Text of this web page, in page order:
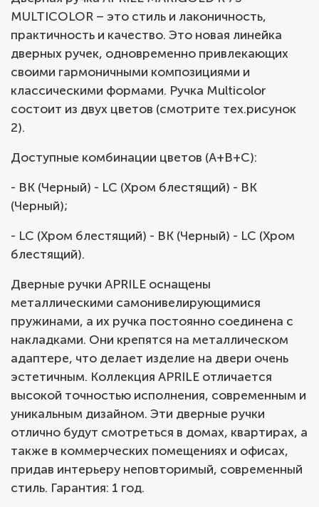
MULTICOLOR – это стиль и лаконичность,
практичность и качество. Это новая линейка
дверных ручек, одновременно привлекающих
своими гармоничными композициями и
классическими формами. Ручка Multicolor
состоит из двух цветов (смотрите тех.рисунок
2).
Доступные комбинации цветов (A+B+C):
- BK (Черный) - LC (Хром блестящий) - BK
(Черный);
- LC (Хром блестящий) - BK (Черный) - LC (Хром
блестящий).
Дверные ручки APRILE оснащены
металлическими самонивелирующимися
пружинами, а их ручка постоянно соединена с
накладками. Они крепятся на металлическом
адаптере, что делает изделие на двери очень
эстетичным. Коллекция APRILE отличается
высокой точностью исполнения, современным и
уникальным дизайном. Эти дверные ручки
отлично будут смотреться в домах, квартирах, а
также в коммерческих помещениях и офисах,
придав интерьеру неповторимый, современный
стиль. Гарантия: 1 год.